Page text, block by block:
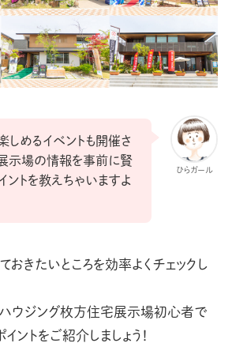
ひらガール
しめるイベントも開催さ
示場の情報を事前に賢
ントを教えちゃいますよ
おきたいところを効率よくチェックし
ハウジング枚方住宅展示場初心者で
ントをご紹介しましょう！